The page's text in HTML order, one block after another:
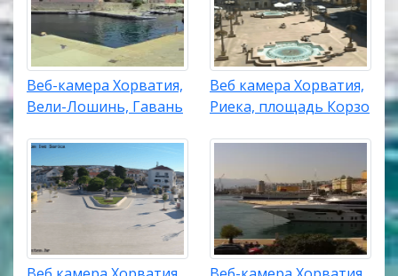
Веб-камера Хорватия,
Вели-Лошинь, Гавань
Веб камера Хорватия,
Риека, площадь Корзо